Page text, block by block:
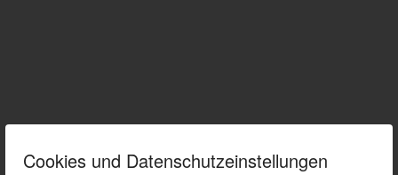
Cookies und Datenschutzeinstellungen